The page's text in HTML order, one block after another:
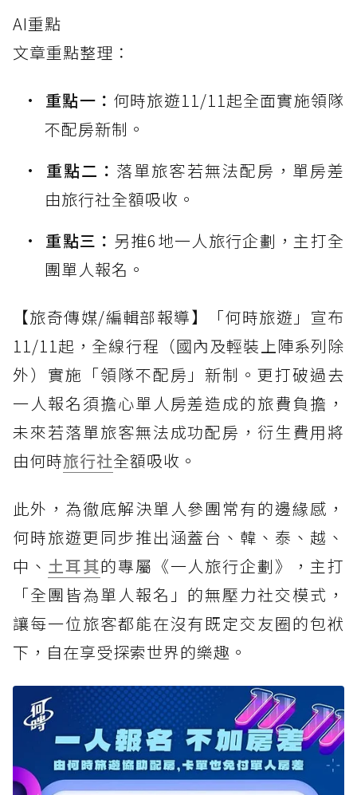
AI重點
文章重點整理：
重點一： 何時旅遊11/11起全面實施領隊
不配房新制。
重點二： 落單旅客若無法配房，單房差
由旅行社全額吸收。
重點三： 另推6地一人旅行企劃，主打全
團單人報名。
【旅奇傳媒/編輯部報導】「何時旅遊」宣布
11/11起，全線行程（國內及輕裝上陣系列除
外）實施「領隊不配房」新制。更打破過去
一人報名須擔心單人房差造成的旅費負擔，
未來若落單旅客無法成功配房，衍生費用將
由何時旅行社全額吸收。
此外，為徹底解決單人參團常有的邊緣感，
何時旅遊更同步推出涵蓋台、韓、泰、越、
中、 土耳其的專屬《一人旅行企劃》，主打
「全團皆為單人報名」的無壓力社交模式，
讓每一位旅客都能在沒有既定交友圈的包袱
下，自在享受探索世界的樂趣。